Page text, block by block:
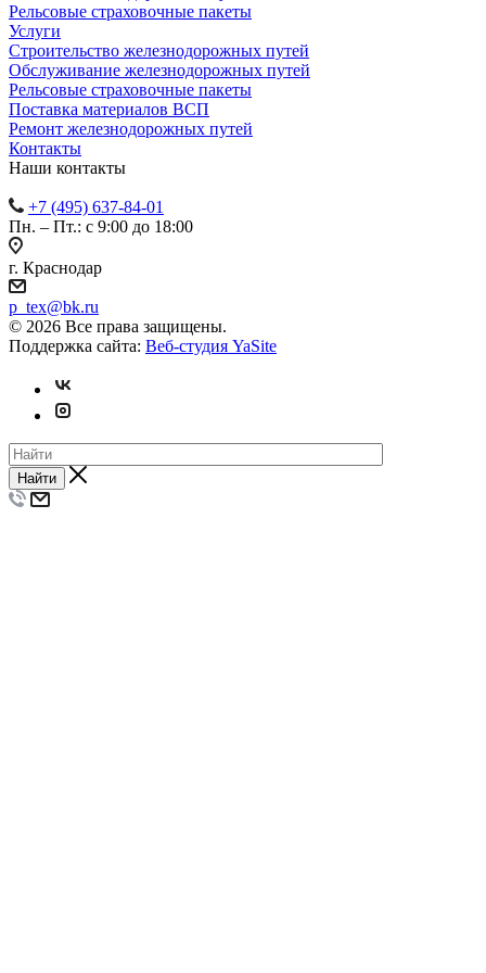
Рельсовые страховочные пакеты
Услуги
Строительство железнодорожных путей
Обслуживание железнодорожных путей
Рельсовые страховочные пакеты
Поставка материалов ВСП
Ремонт железнодорожных путей
Контакты
Наши контакты
+7 (495) 637-84-01
Пн. – Пт.: с 9:00 до 18:00
г. Краснодар
p_tex@bk.ru
© 2026 Все права защищены.
Поддержка сайта: Веб-студия YaSite
Найти